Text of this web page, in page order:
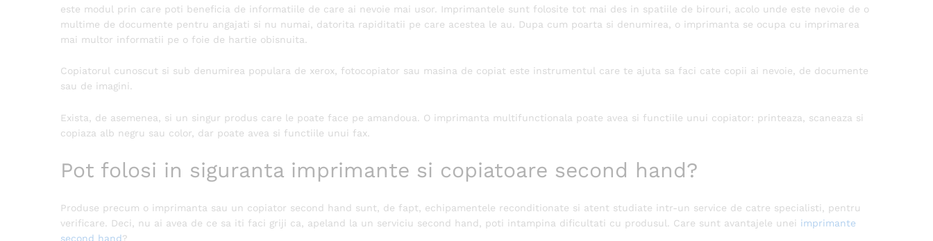
este modul prin care poti beneficia de informatiile de care ai nevoie mai usor. Imprimantele sunt folosite tot mai des in spatiile de birouri, acolo unde este nevoie de o
multime de documente pentru angajati si nu numai, datorita rapiditatii pe care acestea le au. Dupa cum poarta si denumirea, o imprimanta se ocupa cu imprimarea
mai multor informatii pe o foie de hartie obisnuita.
Copiatorul cunoscut si sub denumirea populara de xerox, fotocopiator sau masina de copiat este instrumentul care te ajuta sa faci cate copii ai nevoie, de documente
sau de imagini.
Exista, de asemenea, si un singur produs care le poate face pe amandoua. O imprimanta multifunctionala poate avea si functiile unui copiator: printeaza, scaneaza si
copiaza alb negru sau color, dar poate avea si functiile unui fax.
Pot folosi in siguranta imprimante si copiatoare second hand?
Produse precum o imprimanta sau un copiator second hand sunt, de fapt, echipamentele reconditionate si atent studiate intr-un service de catre specialisti, pentru
verificare. Deci, nu ai avea de ce sa iti faci griji ca, apeland la un serviciu second hand, poti intampina dificultati cu produsul. Care sunt avantajele unei imprimante
second hand?